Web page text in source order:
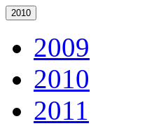
2010
2009
2010
2011